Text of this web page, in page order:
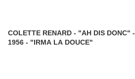
COLETTE RENARD - "AH DIS DONC" -
1956 - "IRMA LA DOUCE"